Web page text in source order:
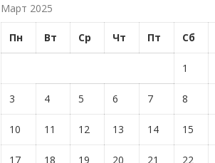
Март 2025
Пн Вт Ср Чт Пт Сб
1
3 4 5 6 7 8
10 11 12 13 14 15
17 18 19 20 21 22